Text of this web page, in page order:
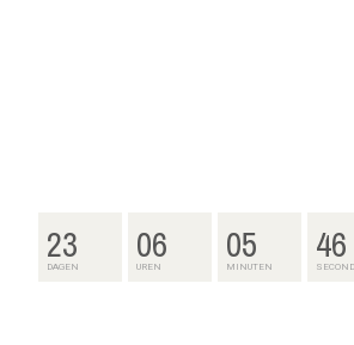
23
DAGEN 06
UREN 05
MINUTEN 45